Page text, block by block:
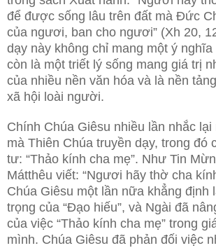
để được sống lâu trên đất mà Đức
của ngươi, ban cho ngươi” (Xh 20,
dạy này không chỉ mang một ý
còn là một triết lý sống mang giá trị
của nhiều nền văn hóa và là nền
xã hội loài người.
Chính Chúa Giêsu nhiều lần nhắc
mà Thiên Chúa truyền dạy, trong đó
tư: “Thảo kính cha mẹ”. Như Tin
Mátthêu viết: “Ngươi hãy thờ cha
Chúa Giêsu một lần nữa khẳng định
trọng của “Đạo hiếu”, và Ngài đã
của việc “Thảo kính cha mẹ” trong
mình. Chúa Giêsu đã phản đối việc